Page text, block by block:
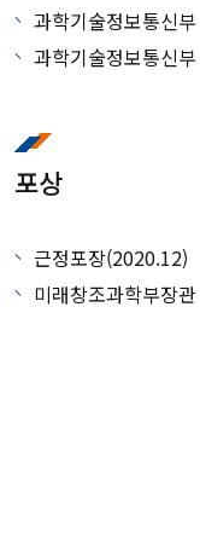
과학기술정보통신
과학기술정보통신
포상
근정포장(2020.12)
미래창조과학부장